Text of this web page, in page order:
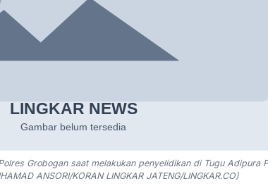
Grobogan saat melakukan penyelidikan di Tugu Adipura
ANSORI/KORAN LINGKAR JATENG/LINGKAR.CO)